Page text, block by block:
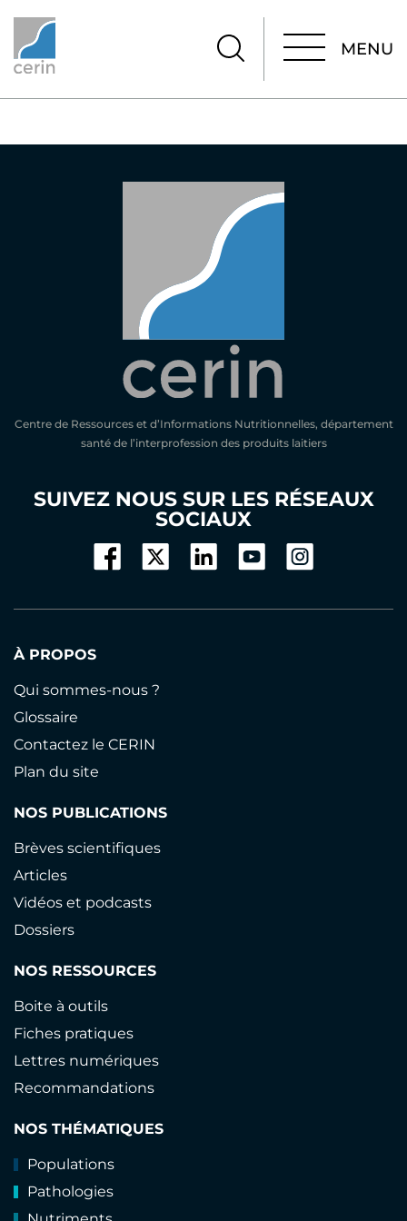
MENU
Centre de Ressources et d’Informations Nutritionnelles, département
santé de l’interprofession des produits laitiers
SUIVEZ NOUS SUR LES RÉSEAUX
SOCIAUX
À PROPOS
Qui sommes-nous ?
Glossaire
Contactez le CERIN
Plan du site
NOS PUBLICATIONS
Brèves scientifiques
Articles
Vidéos et podcasts
Dossiers
NOS RESSOURCES
Boite à outils
Fiches pratiques
Lettres numériques
Recommandations
NOS THÉMATIQUES
Populations
Pathologies